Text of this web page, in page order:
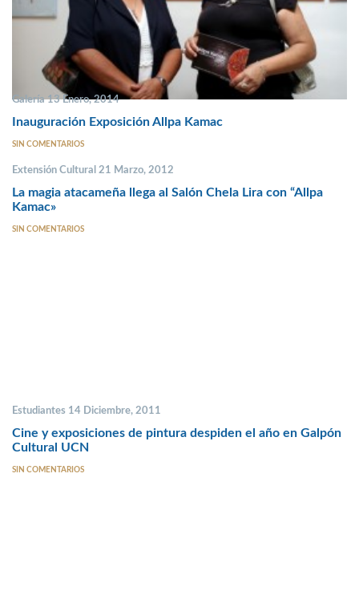
Galería 13 Enero, 2014
Inauguración Exposición Allpa Kamac
SIN COMENTARIOS
Extensión Cultural 21 Marzo, 2012
La magia atacameña llega al Salón Chela Lira con “Allpa
Kamac»
SIN COMENTARIOS
Estudiantes 14 Diciembre, 2011
Cine y exposiciones de pintura despiden el año en Galpón
Cultural UCN
SIN COMENTARIOS